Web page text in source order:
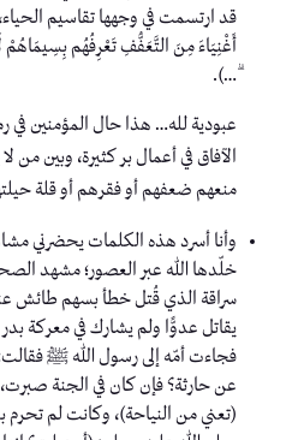
قد ارتسمت في وجهها تقاسيم
أَغْنِيَاءَ مِنَ التَّعَفُّفِ تَعْرِفُهُم بِسِيمَاهُمْ
ۗ…).
عبودية لله… هذا حال المؤمنين
الآفاق في أعمال بر كثيرة، وبين من
منعهم ضعفهم أو فقرهم أو قلة
وأنا أسرد هذه الكلمات يحضرني
خلّدها الله عبر العصور؛ مشهد
سراقة الذي قُتل خطأ بسهم طائش عند
يقاتل عدوًّا ولم يشارك في معركة
فجاءت أمّه إلى رسول الله ﷺ فقالت:
عن حارثة؟ فإن كان في الجنة صبرت،
(تعني من النياحة)، وكانت لم تحرم